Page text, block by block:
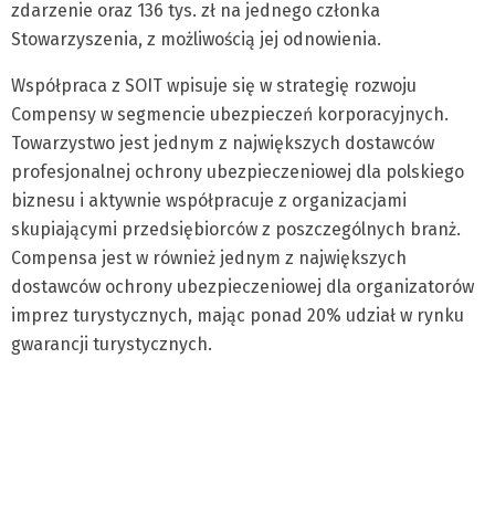
zdarzenie oraz 136 tys. zł na jednego członka
Stowarzyszenia, z możliwością jej odnowienia.
Współpraca z SOIT wpisuje się w strategię rozwoju
Compensy w segmencie ubezpieczeń korporacyjnych.
Towarzystwo jest jednym z największych dostawców
profesjonalnej ochrony ubezpieczeniowej dla polskiego
biznesu i aktywnie współpracuje z organizacjami
skupiającymi przedsiębiorców z poszczególnych branż.
Compensa jest w również jednym z największych
dostawców ochrony ubezpieczeniowej dla organizatorów
imprez turystycznych, mając ponad 20% udział w rynku
gwarancji turystycznych.